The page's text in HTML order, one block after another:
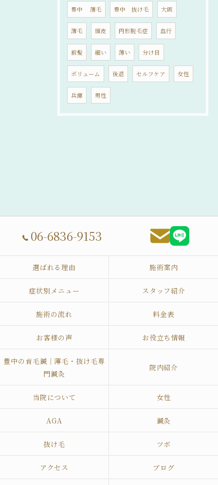
豊中 薄毛 豊中 抜け毛 大阪
薄毛 頭皮 円形脱毛症 血行
前髪 細い 薄い 分け目
ボリューム 後退 セルフケア 女性
兵庫 男性
06-6836-9153
選ばれる理由 施術案内
症状別メニュー スタッフ紹介
施術の流れ 料金表
お客様の声 お役立ち情報
豊中の育毛鍼｜薄毛・抜け毛専
門鍼灸
院内紹介
当院について 女性
AGA 鍼灸
抜け毛 ツボ
アクセス ブログ